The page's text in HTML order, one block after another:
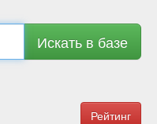
Искать в базе
Рейтинг